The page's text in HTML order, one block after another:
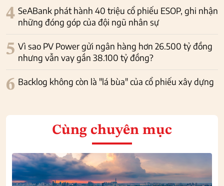
4 SeABank phát hành 40 triệu cổ phiếu ESOP, ghi nhận
những đóng góp của đội ngũ nhân sự
5 Vì sao PV Power gửi ngân hàng hơn 26.500 tỷ đồng
nhưng vẫn vay gần 38.100 tỷ đồng?
6 Backlog không còn là "lá bùa" của cổ phiếu xây dựng
Cùng chuyên mục